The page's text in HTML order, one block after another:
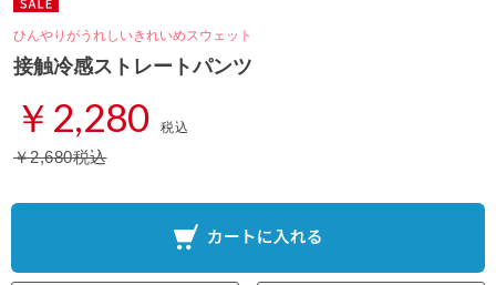
ひんやりがうれしいきれいめスウェット
接触冷感ストレートパンツ
￥2,280 税込
￥2,680税込